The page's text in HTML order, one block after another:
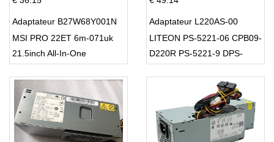
Adaptateur B27W68Y001N
MSI PRO 22ET 6m-071uk
21.5inch All-In-One
Adaptateur L220AS-00
LITEON PS-5221-06 CPB09-
D220R PS-5221-9 DPS-